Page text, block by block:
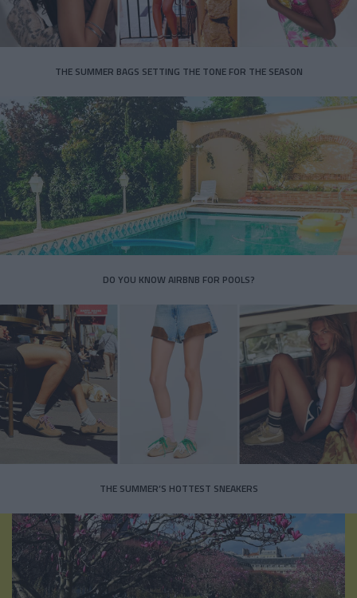
THE SUMMER BAGS SETTING THE TONE FOR THE SEASON
DO YOU KNOW AIRBNB FOR POOLS?
THE SUMMER’S HOTTEST SNEAKERS